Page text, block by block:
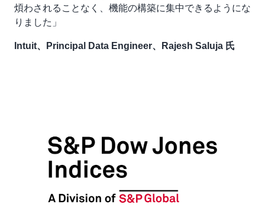
煩わされることなく、機能の構築に集中できるようにな
りました」
Intuit、Principal Data Engineer、Rajesh Saluja 氏